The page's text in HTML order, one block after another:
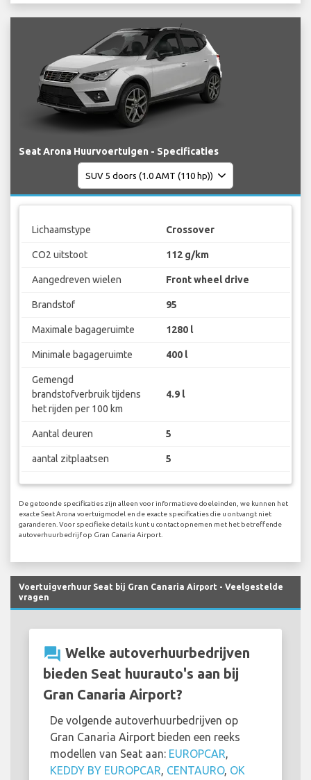
Seat Arona Huurvoertuigen - Specificaties
Lichaamstype Crossover
CO2 uitstoot 112 g/km
Aangedreven wielen Front wheel drive
Brandstof 95
Maximale bagageruimte 1280 l
Minimale bagageruimte 400 l
Gemengd
brandstofverbruik tijdens
het rijden per 100 km
4.9 l
Aantal deuren 5
aantal zitplaatsen 5
De getoonde specificaties zijn alleen voor informatieve doeleinden, we kunnen het
exacte Seat Arona voertuigmodel en de exacte specificaties die u ontvangt niet
garanderen. Voor specifieke details kunt u contact opnemen met het betreffende
autoverhuurbedrijf op Gran Canaria Airport.
Voertuigverhuur Seat bij Gran Canaria Airport - Veelgestelde
vragen
question_answer Welke autoverhuurbedrijven
bieden Seat huurauto's aan bij
Gran Canaria Airport?
De volgende autoverhuurbedrijven op
Gran Canaria Airport bieden een reeks
modellen van Seat aan: EUROPCAR,
KEDDY BY EUROPCAR, CENTAURO, OK